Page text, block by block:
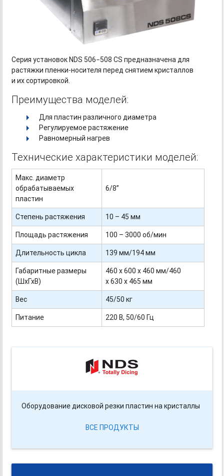
Серия установок NDS 506−508 CS предназначена для
растяжкипленки-носителя перед снятием кристаллов
и их сортировкой.
Преимущества моделей:
Для пластин различного диаметра
Регулируемое растяжение
Равномерный нагрев
Технические характеристики моделей:
Макс. диаметр
обрабатываемых
пластин
6/8”
Степень растяжения
10 – 45 мм
Площадь растяжения
100 – 3000 об/мин
Длительность цикла
139 мм/194 мм
Габаритные размеры
(ШхГхВ)
460 х 600 х 460 мм/460
х 630 х 465 мм
Вес
45/50 кг
Питание
220 В, 50/60 Гц
Оборудование дисковой резки пластин на кристаллы
ВСЕ ПРОДУКТЫ